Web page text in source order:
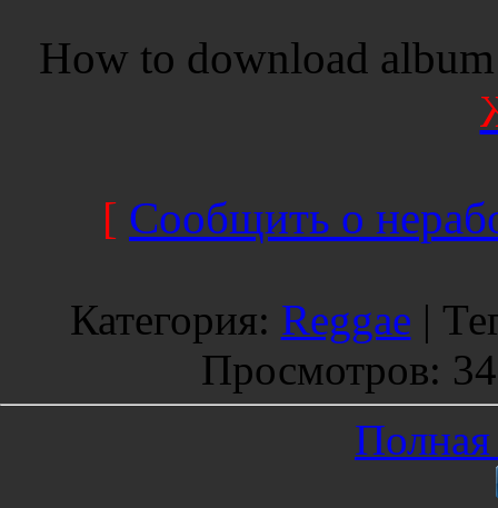
How to download
[ Сообщить о
Категория: Reggae |
Просмотров:
Полная